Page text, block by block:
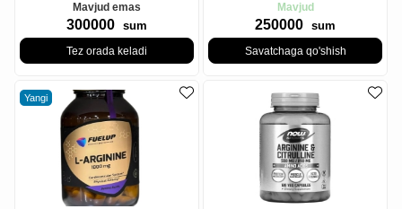
Mavjud emas
300000 sum
Tez orada keladi
Mavjud
250000 sum
Savatchaga qo'shish
Yangi